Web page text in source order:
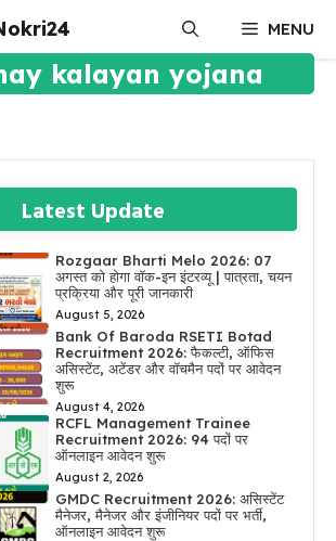
MENU
kalayan yojana
Latest Update
Rozgaar Bharti Melo 2026: 07
अगस्त को होगा वॉक-इन इंटरव्यू | पात्रता, चयन
प्रक्रिया और पूरी जानकारी
August 5, 2026
Bank Of Baroda RSETI Botad
Recruitment 2026: फैकल्टी, ऑफिस
असिस्टेंट, अटेंडर और वॉचमैन पदों पर आवेदन
शुरू
August 4, 2026
RCFL Management Trainee
Recruitment 2026: 94 पदों पर
ऑनलाइन आवेदन शुरू
August 2, 2026
GMDC Recruitment 2026: असिस्टेंट
मैनेजर, मैनेजर और इंजीनियर पदों पर भर्ती,
ऑनलाइन आवेदन शुरू